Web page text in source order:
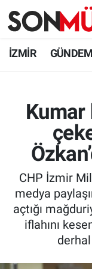
İZMİR GÜNDEM
Kumar
CHP İzmir
medya
açtığı
iflahını
derhal
İzmir
İzmir
İzmir Trafik
Süper Lig
Tüm
Son Dakika
Haber Arşivi